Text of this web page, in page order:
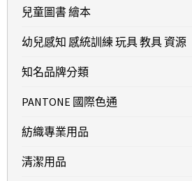
兒童圖書 繪本
幼兒感知 感統訓練 玩具 教具 資源
知名品牌分類
PANTONE 國際色通
紡織專業用品
清潔用品